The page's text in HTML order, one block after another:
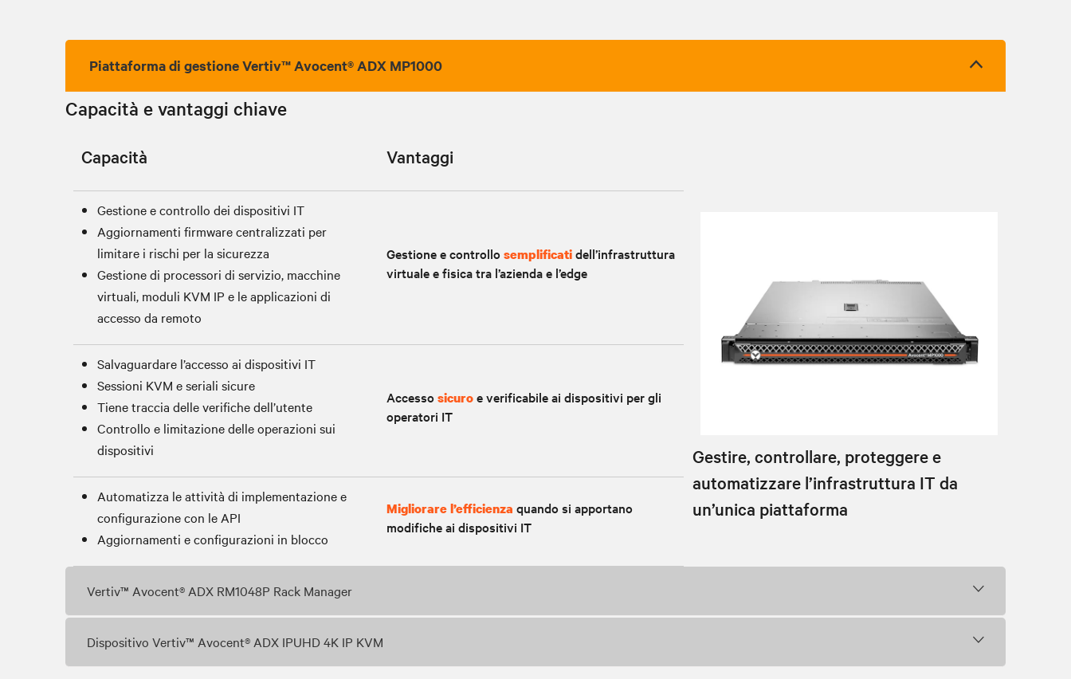
Piattaforma di gestione Vertiv™ Avocent® ADX MP1000
Capacità e vantaggi chiave
Capacità Vantaggi
Gestione e controllo dei dispositivi IT
Aggiornamenti firmware centralizzati per
limitare i rischi per la sicurezza
Gestione di processori di servizio, macchine
virtuali, moduli KVM IP e le applicazioni di
accesso da remoto
Gestione e controllosemplificatidell’infrastruttura
virtuale e fisica tra l’azienda e l’edge
Salvaguardare l’accesso ai dispositivi IT
Sessioni KVM e seriali sicure
Tiene traccia delle verifiche dell’utente
Controllo e limitazione delle operazioni sui
dispositivi
Accessosicuroe verificabile ai dispositivi per gli
operatori IT
Automatizza le attività di implementazione e
configurazione con le API
Aggiornamenti e configurazioni in blocco
Migliorare l’efficienza quando si apportano
modifiche ai dispositivi IT
Gestire, controllare, proteggere e
automatizzare l’infrastruttura IT da
un’unica piattaforma
Vertiv™ Avocent® ADX RM1048P Rack Manager
Dispositivo Vertiv™ Avocent® ADX IPUHD 4K IP KVM